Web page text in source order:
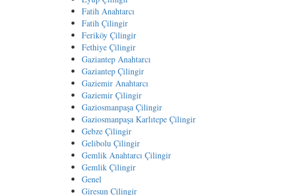
Fatih Anahtarcı
Fatih Çilingir
Feriköy Çilingir
Fethiye Çilingir
Gaziantep Anahtarcı
Gaziantep Çilingir
Gaziemir Anahtarcı
Gaziemir Çilingir
Gaziosmanpaşa Çilingir
Gaziosmanpaşa Karlıtepe Çilingir
Gebze Çilingir
Gelibolu Çilingir
Gemlik Anahtarcı Çilingir
Gemlik Çilingir
Genel
Giresun Çilingir